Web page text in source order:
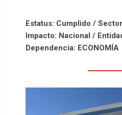
Estatus: Cumplido /
Impacto: Nacional /
Dependencia: ECONOMÍA